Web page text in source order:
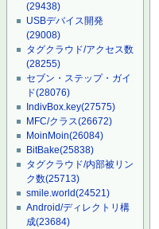
(29438)
USBデバイス開発
(29008)
タグクラウド/アクセス数
(28255)
セブン・ステップ・ガイ
ド(28076)
IndivBox.key(27575)
MFC/クラス(26672)
MoinMoin(26084)
BitBake(25838)
タグクラウド/内部被リン
ク数(25713)
smile.world(24521)
Android/ディレクトリ構
成(23684)